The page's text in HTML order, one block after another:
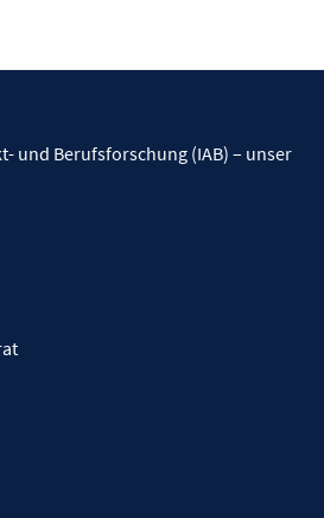
und Berufsforschung (IAB) – unser